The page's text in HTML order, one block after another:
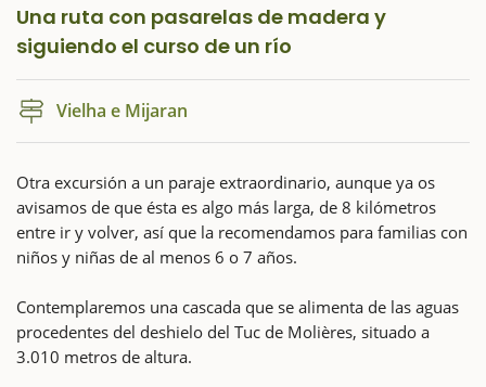
Una ruta con pasarelas de madera y
siguiendo el curso de un río
Vielha e Mijaran
Otra excursión a un paraje extraordinario, aunque ya os
avisamos de que ésta es algo más larga, de 8 kilómetros
entre ir y volver, así que la recomendamos para familias con
niños y niñas de al menos 6 o 7 años.
Contemplaremos una cascada que se alimenta de las aguas
procedentes del deshielo del Tuc de Molières, situado a
3.010 metros de altura.